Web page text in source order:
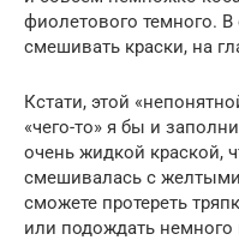
фиолетового темного.
смешивать краски, на
Кстати, этой
«чего-то» я бы и
очень жидкой краской,
смешивалась с
сможете протереть
или подождать немного